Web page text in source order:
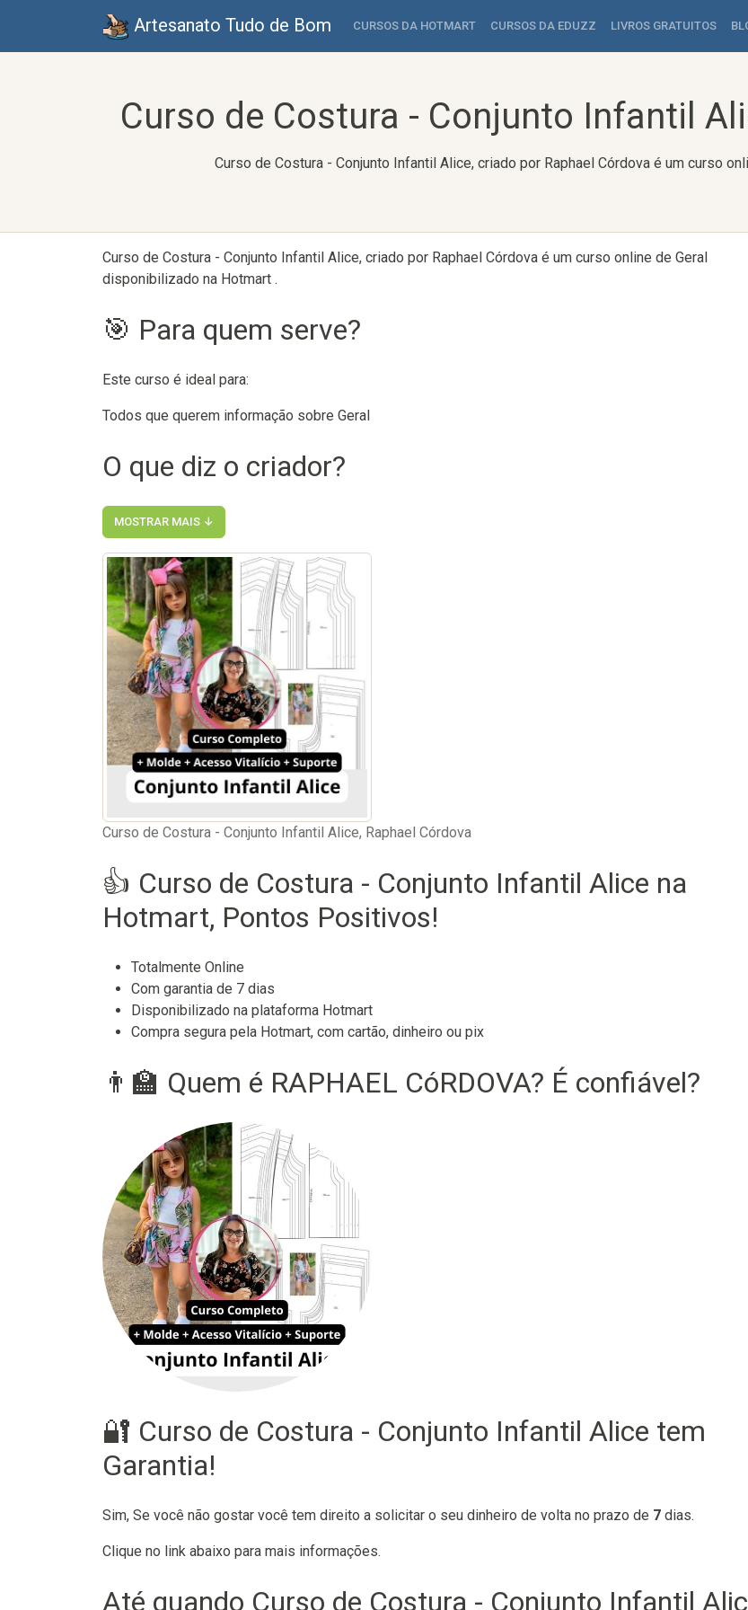
Artesanato Tudo de Bom CURSOS DA HOTMART CURSOS DA EDUZZ LIVROS GRATUITOS
Curso de Costura - Conjunto Infantil
Curso de Costura - Conjunto Infantil Alice, criado por Raphael Córdova é um curso
Curso de Costura - Conjunto Infantil Alice, criado por Raphael Córdova é um curso online de Geral
disponibilizado na Hotmart .
🎯 Para quem serve?
Este curso é ideal para:
Todos que querem informação sobre Geral
O que diz o criador?
MOSTRAR MAIS ↓
Curso de Costura - Conjunto Infantil Alice, Raphael Córdova
👍 Curso de Costura - Conjunto Infantil Alice na
Hotmart, Pontos Positivos!
Totalmente Online
Com garantia de 7 dias
Disponibilizado na plataforma Hotmart
Compra segura pela Hotmart, com cartão, dinheiro ou pix
👨‍🏫 Quem é RAPHAEL CóRDOVA? É confiável?
🔐 Curso de Costura - Conjunto Infantil Alice tem
Garantia!
Sim, Se você não gostar você tem direito a solicitar o seu dinheiro de volta no prazo de 7 dias.
Clique no link abaixo para mais informações.
Até quando Curso de Costura - Conjunto Infantil